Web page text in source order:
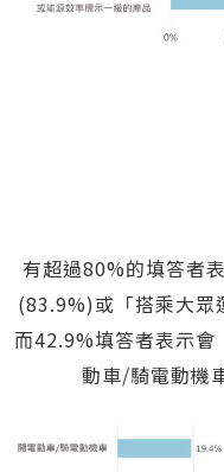
有超過80%的填答者
(83.9%)或「搭乘大眾
而42.9%填答者表示會
動車/騎電動機